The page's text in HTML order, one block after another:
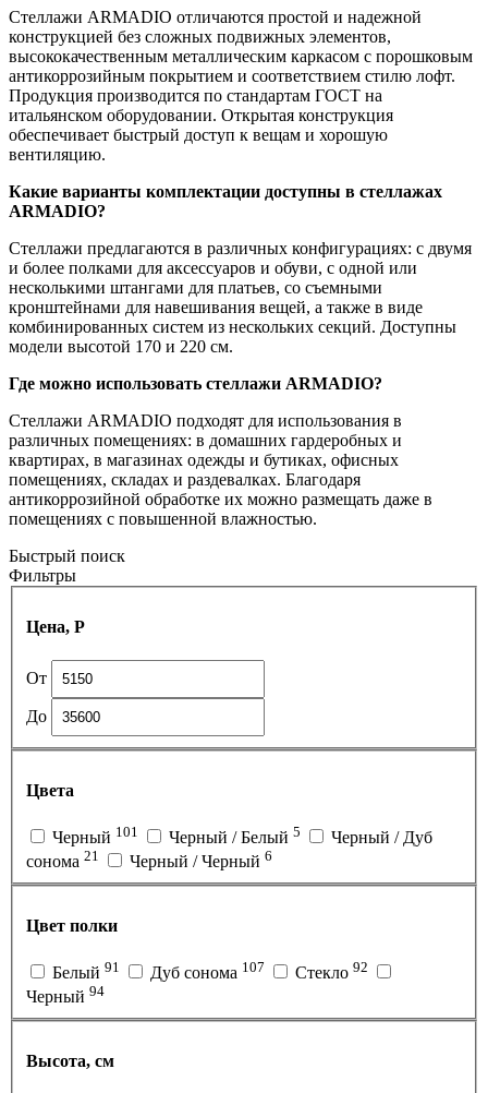
Стеллажи ARMADIO отличаются простой и надежной
конструкцией без сложных подвижных элементов,
высококачественным металлическим каркасом с порошковым
антикоррозийным покрытием и соответствием стилю лофт.
Продукция производится по стандартам ГОСТ на
итальянском оборудовании. Открытая конструкция
обеспечивает быстрый доступ к вещам и хорошую
вентиляцию.
Какие варианты комплектации доступны в стеллажах
ARMADIO?
Стеллажи предлагаются в различных конфигурациях: с двумя
и более полками для аксессуаров и обуви, с одной или
несколькими штангами для платьев, со съемными
кронштейнами для навешивания вещей, а также в виде
комбинированных систем из нескольких секций. Доступны
модели высотой 170 и 220 см.
Где можно использовать стеллажи ARMADIO?
Стеллажи ARMADIO подходят для использования в
различных помещениях: в домашних гардеробных и
квартирах, в магазинах одежды и бутиках, офисных
помещениях, складах и раздевалках. Благодаря
антикоррозийной обработке их можно размещать даже в
помещениях с повышенной влажностью.
Быстрый поиск
Фильтры
Цена, Р
От
До
Цвета
Черный 101 Черный / Белый 5
Черный / Дуб
сонома 21 Черный / Черный 6
Цвет полки
Белый 91 Дуб сонома 107 Стекло 92
Черный 94
Высота, см